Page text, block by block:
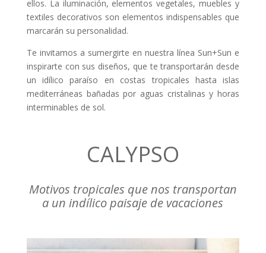
ellos. La iluminación, elementos vegetales, muebles y
textiles decorativos son elementos indispensables que
marcarán su personalidad.
Te invitamos a sumergirte en nuestra línea Sun+Sun e
inspirarte con sus diseños, que te transportarán desde
un idílico paraíso en costas tropicales hasta islas
mediterráneas bañadas por aguas cristalinas y horas
interminables de sol.
CALYPSO
Motivos tropicales que nos transportan
a un indílico paisaje de vacaciones